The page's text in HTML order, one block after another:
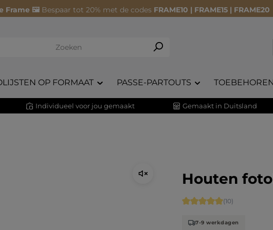
Frame 🖼️ Bespaar tot 20% met de codes FRAME10 | FRAME15 | FRAME20
OP FORMAAT PASSE-PARTOUTS TOEBEHOREN
Individueel voor jou gemaakt Gemaakt in Duitsland
Houten
Gemiddelde(10)
7-9 werkdagen